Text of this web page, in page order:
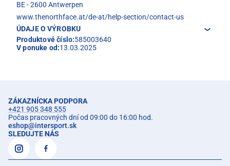
BE - 2600 Antwerpen
www.thenorthface.at/de-at/help-section/contact-us
ÚDAJE O VÝROBKU
Produktové číslo:585003640
V ponuke od:13.03.2025
ZÁKAZNÍCKA PODPORA
+421 905 348 555
Počas pracovných dní od 09:00 do 16:00 hod.
eshop@intersport.sk
SLEDUJTE NÁS